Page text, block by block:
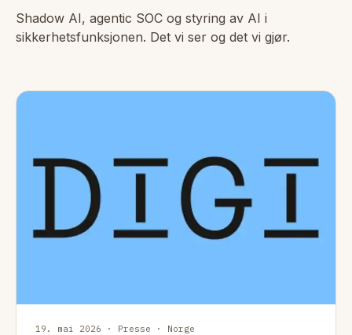
Shadow AI, agentic SOC og styring av AI i
sikkerhetsfunksjonen. Det vi ser og det vi gjør.
19. mai 2026 · Presse · Norge